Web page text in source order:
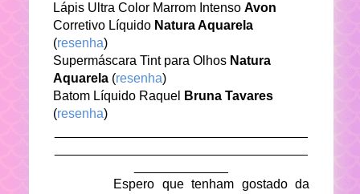
Lápis Ultra Color Marrom Intenso Avon
Corretivo Líquido Natura Aquarela
(resenha)
Supermáscara Tint para Olhos Natura
Aquarela(resenha)
Batom Líquido Raquel
Bruna Tavares
(resenha)
Espero que tenham gostado da